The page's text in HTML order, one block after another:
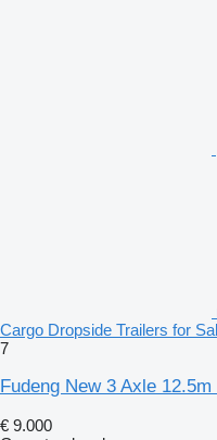
Cargo Dropside Trailers for
7
Fudeng New 3 Axle
€ 9.000